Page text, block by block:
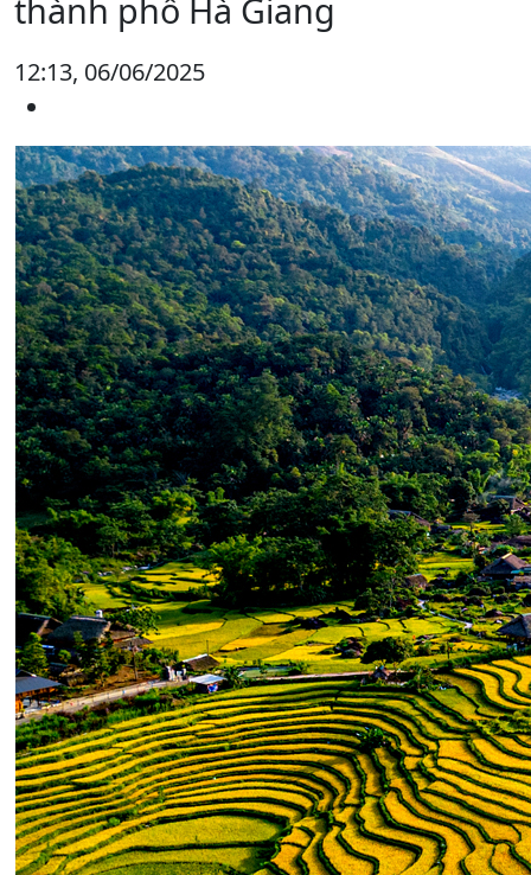
thành phố Hà Giang
12:13, 06/06/2025